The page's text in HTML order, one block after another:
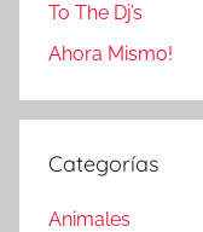
To The Dj’s
Ahora Mismo!
Categorías
Animales